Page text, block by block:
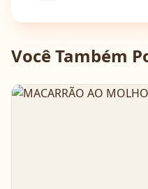
Você Também